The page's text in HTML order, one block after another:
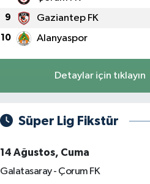
9 Gaziantep FK
10 Alanyaspor
Detaylar için tıklayın
Süper Lig Fikstür
14 Ağustos, Cuma
Galatasaray - Çorum FK